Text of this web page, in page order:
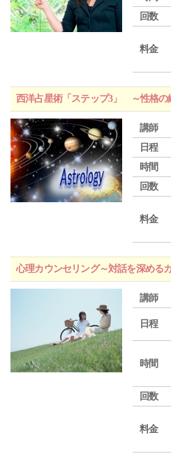
回数
料金
西洋占星術「ステップ3」 ～性格の
講師
日程
時間
回数
料金
心理カウンセリング～対話を深める
講師
日程
時間
回数
料金